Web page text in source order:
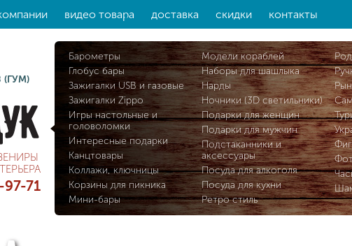
видео товара доставка скидки контакты
(ГУМ)
97-71
Барометры
Глобус бары
Зажигалки USB и газовые
Зажигалки Zippo
Игры настольные и
головоломки
Интересные подарки
Канцтовары
Коллажи, ключницы
Корзины для пикника
Мини-бары
Модели кораблей
Наборы для шашлыка
Нарды
Ночники (3D светильники)
Подарки для женщин
Подарки для мужчин
Подстаканники и
аксессуары
Посуда для алкоголя
Посуда для кухни
Ретро стиль